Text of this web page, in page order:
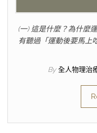
(一) 這是什麼？為什麼
有聽過「運動後要馬上
By 全人物理治